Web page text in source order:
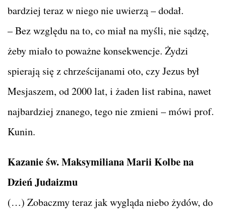
bardziej teraz w niego nie uwierzą – dodał.
– Bez względu na to, co miał na myśli, nie sądzę,
żeby miało to poważne konsekwencje. Żydzi
spierają się z chrześcijanami oto, czy Jezus był
Mesjaszem, od 2000 lat, i żaden list rabina, nawet
najbardziej znanego, tego nie zmieni – mówi prof.
Kunin.
Kazanie św. Maksymiliana Marii Kolbe na
Dzień Judaizmu
(…) Zobaczmy teraz jak wygląda niebo żydów, do